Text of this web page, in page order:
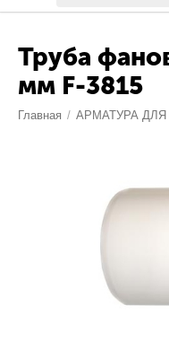
Труба
мм F-3815
Главная / АРМАТУРА ДЛЯ